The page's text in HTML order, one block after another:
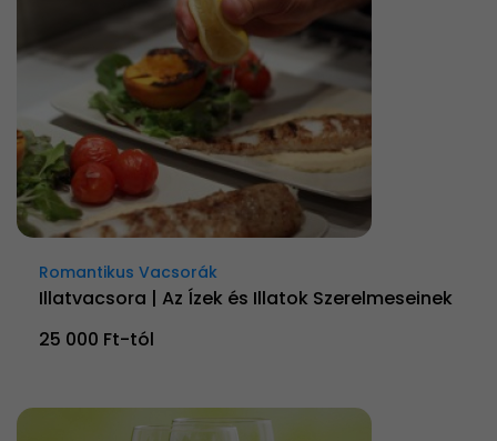
Romantikus Vacsorák
Illatvacsora | Az Ízek és Illatok Szerelmeseinek
25 000 Ft-tól